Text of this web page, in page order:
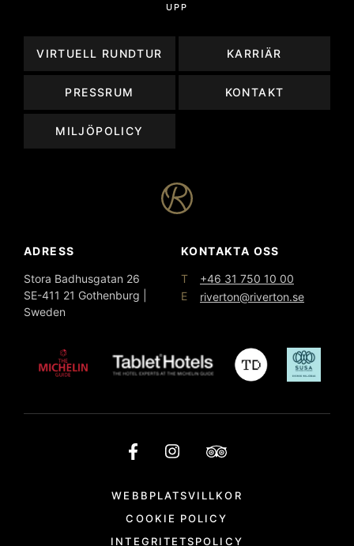
UPP
VIRTUELL RUNDTUR KARRIÄR
PRESSRUM KONTAKT
MILJÖPOLICY
ADRESS
Stora Badhusgatan 26
SE-411 21 Gothenburg |
Sweden
KONTAKTA OSS
T
+46 31 750 10 00
E
riverton@riverton.se
WEBBPLATSVILLKOR
COOKIE POLICY
INTEGRITETSPOLICY